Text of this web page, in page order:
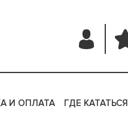
И ОПЛАТА ГДЕ КАТАТЬСЯ